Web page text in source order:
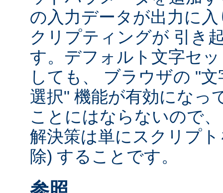
の入力データが出力に
クリプティングが 引き
す。デフォルト文字セ
しても、 ブラウザの "
選択" 機能が有効になっ
ことにはならないので
解決策は単にスクリプ
除) することです。